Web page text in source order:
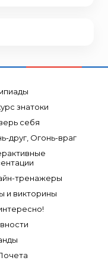
знатоки
себя
друг, Огонь-враг
тренажеры
и викторины